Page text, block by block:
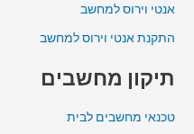
אנטי וירוס למחשב
התקנת אנטי וירוס למחשב
תיקון מחשבים
טכנאי מחשבים לבית